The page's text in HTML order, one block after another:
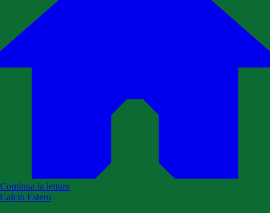
Continua la lettura
Calcio Estero